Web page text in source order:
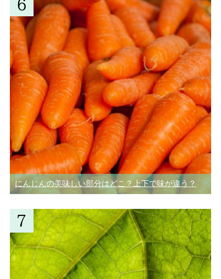
にんじんの美味しい部分はどこ？上下で味が違う？